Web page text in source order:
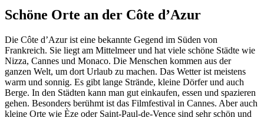
Schöne Orte an der Côte d’Azur
Die Côte d’Azur ist eine bekannte Gegend im Süden von
Frankreich. Sie liegt am Mittelmeer und hat viele schöne Städte wie
Nizza, Cannes und Monaco. Die Menschen kommen aus der
ganzen Welt, um dort Urlaub zu machen. Das Wetter ist meistens
warm und sonnig. Es gibt lange Strände, kleine Dörfer und auch
Berge. In den Städten kann man gut einkaufen, essen und spazieren
gehen. Besonders berühmt ist das Filmfestival in Cannes. Aber auch
kleine Orte wie Èze oder Saint-Paul-de-Vence sind sehr schön und